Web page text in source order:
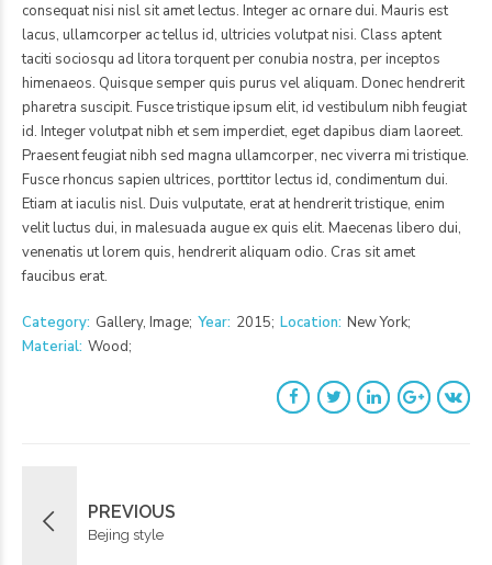
consequat nisi nisl sit amet lectus. Integer ac ornare dui. Mauris est
lacus, ullamcorper ac tellus id, ultricies volutpat nisi. Class aptent
taciti sociosqu ad litora torquent per conubia nostra, per inceptos
himenaeos. Quisque semper quis purus vel aliquam. Donec hendrerit
pharetra suscipit. Fusce tristique ipsum elit, id vestibulum nibh feugiat
id. Integer volutpat nibh et sem imperdiet, eget dapibus diam laoreet.
Praesent feugiat nibh sed magna ullamcorper, nec viverra mi tristique.
Fusce rhoncus sapien ultrices, porttitor lectus id, condimentum dui.
Etiam at iaculis nisl. Duis vulputate, erat at hendrerit tristique, enim
velit luctus dui, in malesuada augue ex quis elit. Maecenas libero dui,
venenatis ut lorem quis, hendrerit aliquam odio. Cras sit amet
faucibus erat.
Category Gallery, Image Year 2015 Location New York
Material Wood
PREVIOUS
Bejing style